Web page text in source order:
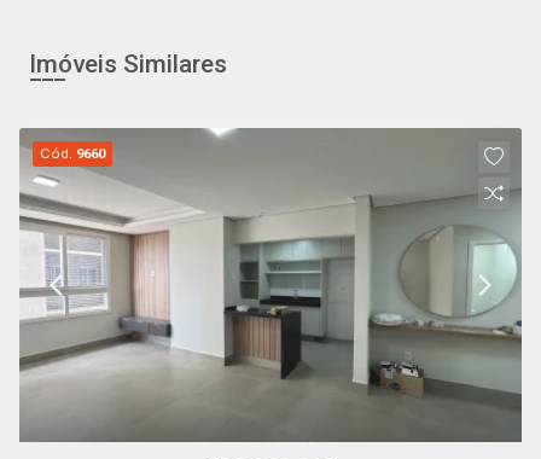
Imóveis Similares
Cód. 9660